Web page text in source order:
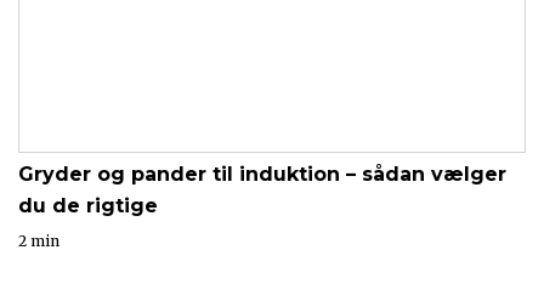
Gryder og pander til induktion – sådan vælger
du de rigtige
2 min